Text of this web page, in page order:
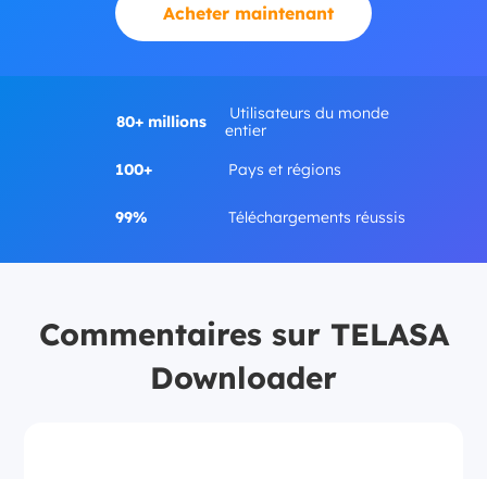
Acheter maintenant
80+ millions
Utilisateurs du monde
entier
100+
Pays et régions
99% Téléchargements réussis
Commentaires sur TELASA
Downloader